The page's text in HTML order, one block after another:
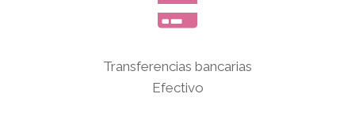
Transferencias bancarias
Efectivo